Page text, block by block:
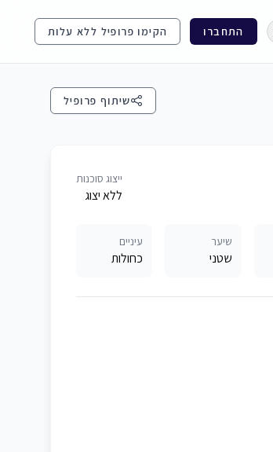
התחברו הקימו פרופיל ללא עלות
שיתוף פרופיל
ייצוג סוכנות
ללא יצוג
שיער
שטני
עיניים
כחולות